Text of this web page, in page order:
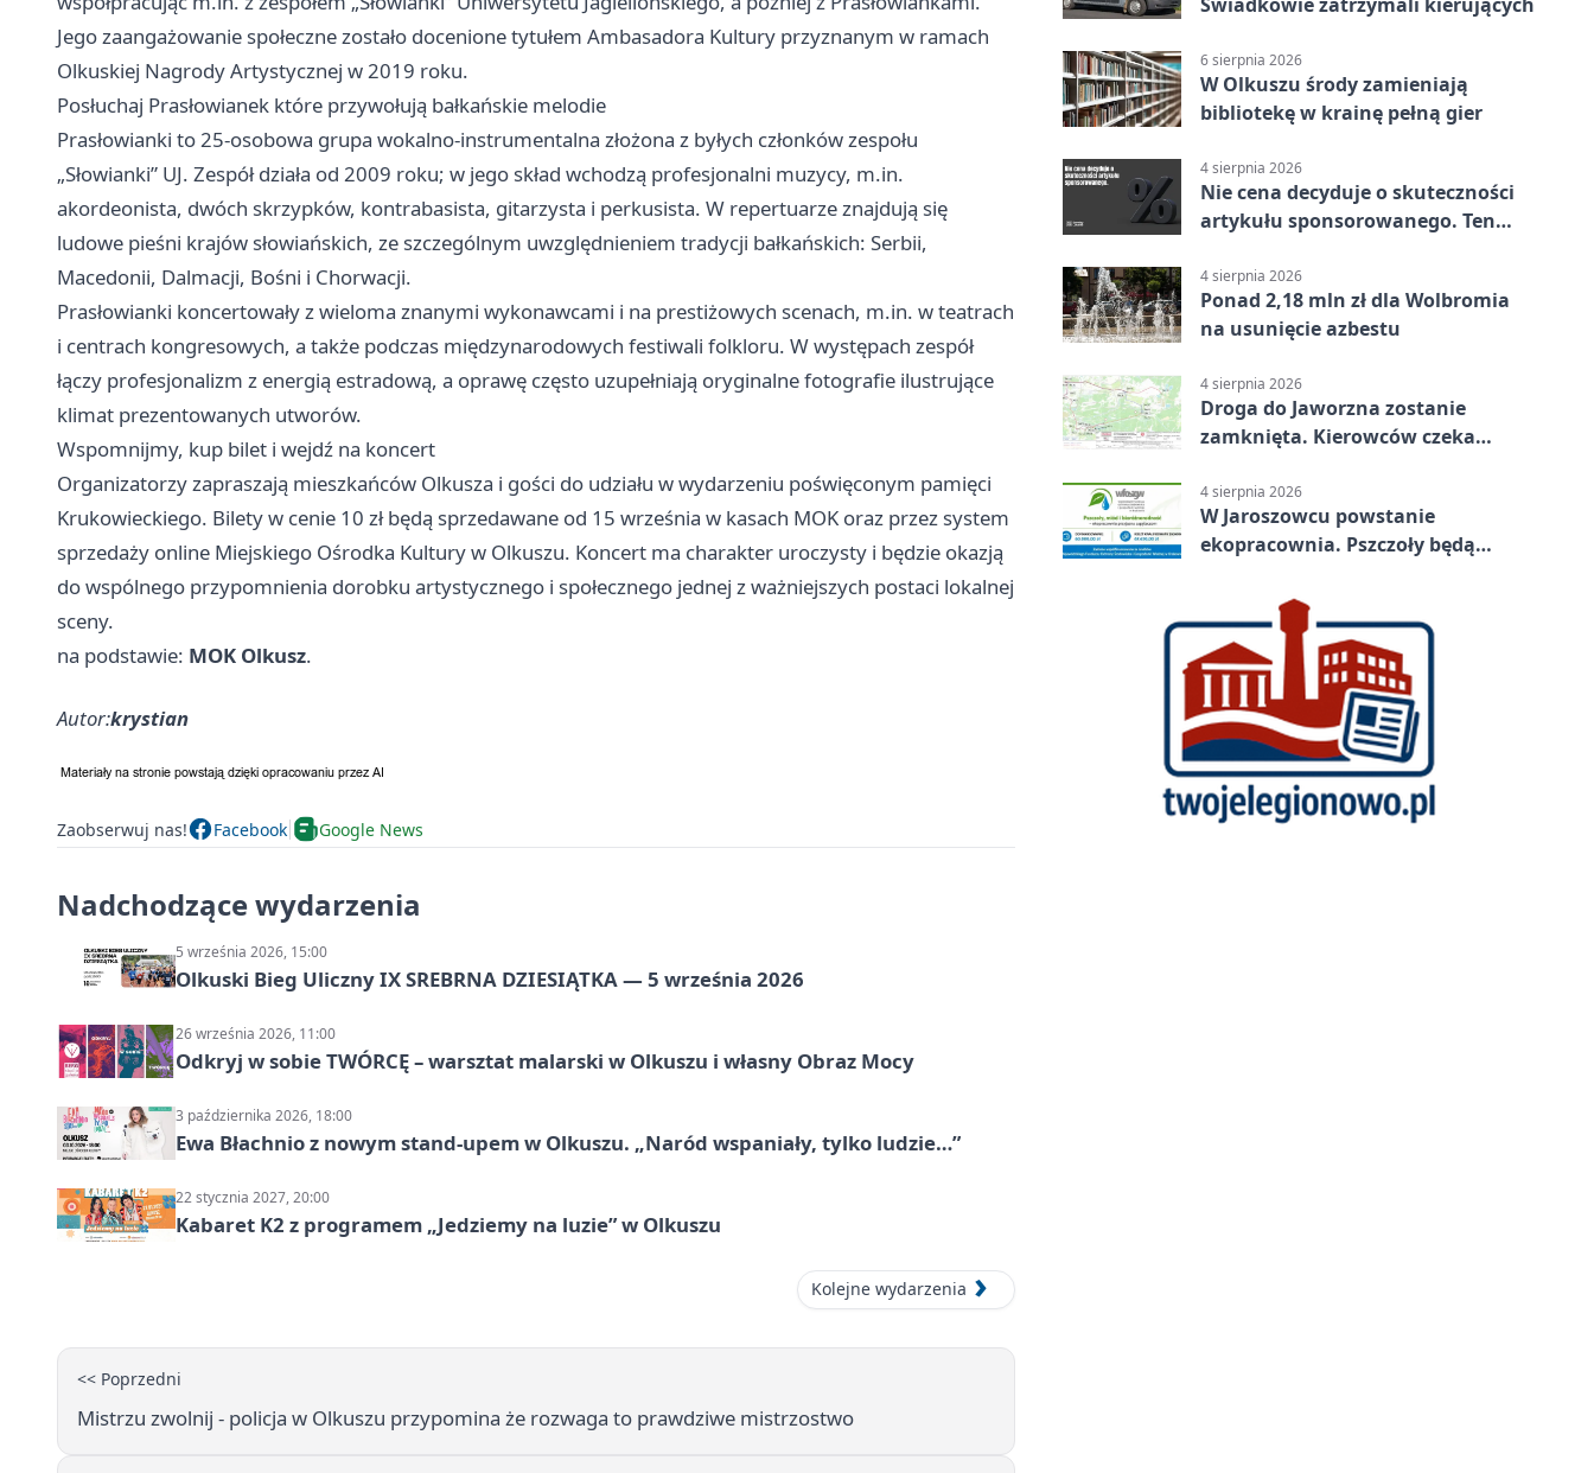
Jego zaangażowanie społeczne zostało docenione tytułem Ambasadora Kultury przyznanym w ramach
Olkuskiej Nagrody Artystycznej w 2019 roku.
Posłuchaj Prasłowianek które przywołują bałkańskie melodie
Prasłowianki to 25-osobowa grupa wokalno-instrumentalna złożona z byłych członków zespołu
„Słowianki” UJ. Zespół działa od 2009 roku; w jego skład wchodzą profesjonalni muzycy, m.in.
akordeonista, dwóch skrzypków, kontrabasista, gitarzysta i perkusista. W repertuarze znajdują się
ludowe pieśni krajów słowiańskich, ze szczególnym uwzględnieniem tradycji bałkańskich: Serbii,
Macedonii, Dalmacji, Bośni i Chorwacji.
Prasłowianki koncertowały z wieloma znanymi wykonawcami i na prestiżowych scenach, m.in. w teatrach
i centrach kongresowych, a także podczas międzynarodowych festiwali folkloru. W występach zespół
łączy profesjonalizm z energią estradową, a oprawę często uzupełniają oryginalne fotografie ilustrujące
klimat prezentowanych utworów.
Wspomnijmy, kup bilet i wejdź na koncert
Organizatorzy zapraszają mieszkańców Olkusza i gości do udziału w wydarzeniu poświęconym pamięci
Krukowieckiego. Bilety w cenie 10 zł będą sprzedawane od 15 września w kasach MOK oraz przez system
sprzedaży online Miejskiego Ośrodka Kultury w Olkuszu. Koncert ma charakter uroczysty i będzie okazją
do wspólnego przypomnienia dorobku artystycznego i społecznego jednej z ważniejszych postaci lokalnej
sceny.
na podstawie: MOK Olkusz.
Autor:krystian
Zaobserwuj nas! Facebook Google News
Nadchodzące wydarzenia
5 września 2026, 15:00
Olkuski Bieg Uliczny IX SREBRNA DZIESIĄTKA — 5 września 2026
26 września 2026, 11:00
Odkryj w sobie TWÓRCĘ – warsztat malarski w Olkuszu i własny Obraz Mocy
3 października 2026, 18:00
Ewa Błachnio z nowym stand-upem w Olkuszu. „Naród wspaniały, tylko ludzie…”
22 stycznia 2027, 20:00
Kabaret K2 z programem „Jedziemy na luzie” w Olkuszu
Kolejne wydarzenia
<< Poprzedni
Mistrzu zwolnij - policja w Olkuszu przypomina że rozwaga to prawdziwe mistrzostwo
6 sierpnia 2026
W Olkuszu środy zamieniają
bibliotekę w krainę pełną gier
4 sierpnia 2026
Nie cena decyduje o skuteczności
artykułu sponsorowanego. Ten
4 sierpnia 2026
Ponad 2,18 mln zł dla Wolbromia
na usunięcie azbestu
4 sierpnia 2026
Droga do Jaworzna zostanie
zamknięta. Kierowców czeka
4 sierpnia 2026
W Jaroszowcu powstanie
ekopracownia. Pszczoły będą